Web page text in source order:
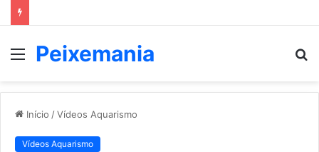
Menu
Peixemania
Início /Vídeos Aquarismo
Vídeos Aquarismo